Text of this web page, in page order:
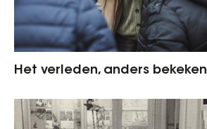
Het verleden, anders bekeken